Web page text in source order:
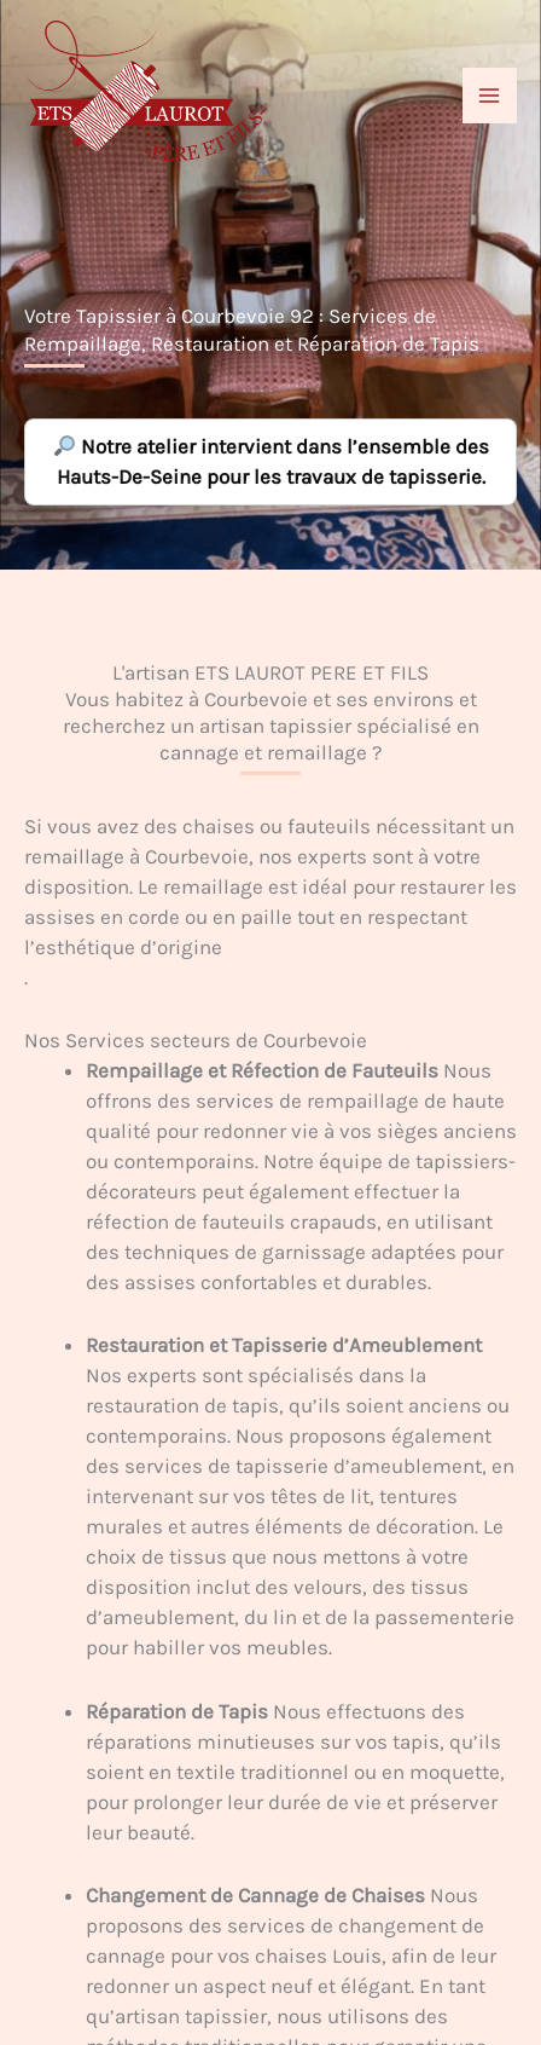
contenu
Votre Tapissier à Courbevoie 92 : Services de
Rempaillage, Restauration et Réparation de Tapis
Notre atelier intervient dans l’ensemble des
Hauts-De-Seine pour les travaux de tapisserie.
L'artisan ETS LAUROT PERE ET FILS
Vous habitez à Courbevoie et ses environs et
recherchez un artisan tapissier spécialisé en
cannage et remaillage ?
Si vous avez des chaises ou fauteuils nécessitant un
remaillage à Courbevoie, nos experts sont à votre
disposition. Le remaillage est idéal pour restaurer les
assises en corde ou en paille tout en respectant
l’esthétique d’origine
.
Nos Services secteurs de Courbevoie
Rempaillage et Réfection de Fauteuils Nous
offrons des services de rempaillage de haute
qualité pour redonner vie à vos sièges anciens
ou contemporains. Notre équipe de tapissiers-
décorateurs peut également effectuer la
réfection de fauteuils crapauds, en utilisant
des techniques de garnissage adaptées pour
des assises confortables et durables.
Restauration et Tapisserie d’Ameublement
Nos experts sont spécialisés dans la
restauration de tapis, qu’ils soient anciens ou
contemporains. Nous proposons également
des services de tapisserie d’ameublement, en
intervenant sur vos têtes de lit, tentures
murales et autres éléments de décoration. Le
choix de tissus que nous mettons à votre
disposition inclut des velours, des tissus
d’ameublement, du lin et de la passementerie
pour habiller vos meubles.
Réparation de Tapis Nous effectuons des
réparations minutieuses sur vos tapis, qu’ils
soient en textile traditionnel ou en moquette,
pour prolonger leur durée de vie et préserver
leur beauté.
Changement de Cannage de Chaises Nous
proposons des services de changement de
cannage pour vos chaises Louis, afin de leur
redonner un aspect neuf et élégant. En tant
qu’artisan tapissier, nous utilisons des